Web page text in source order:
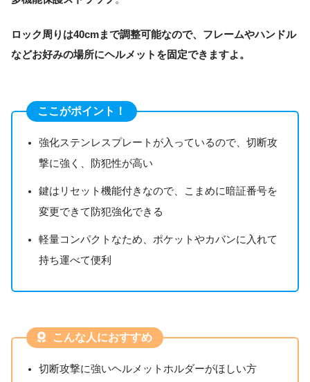
ロック周りは40cmまで調整可能なので、フレームやハンドル
などお好みの場所にヘルメットを固定できますよ。
ここがポイント！
強化ステンレスプレートが入っているので、切断攻
撃に強く、防犯性が高い
鍵はリセット機能付きなので、こまめに暗証番号を
変更できて防犯強化できる
軽量コンパクトなため、ポケットやカバンに入れて
持ち運べて便利
こんな人におすすめ
切断攻撃に強いヘルメットホルダーがほしい方